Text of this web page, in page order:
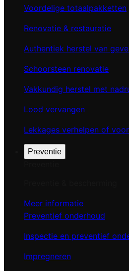
Voordelige totaalpakketten
Renovatie & restauratie
Authentiek herstel van
Schoorsteen renovatie
Vakkundig herstel met
Lood vervangen
Lekkages verhelpen of
Preventie
Meer informatie
Preventief onderhoud
Inspectie en preventief
Impregneren